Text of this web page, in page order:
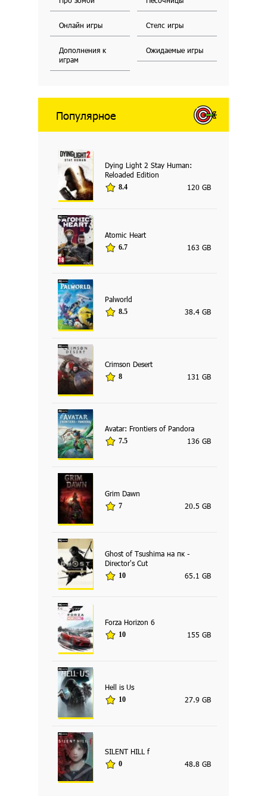
Онлайн игры Стелс игры
Дополнения к
играм
Ожидаемые игры
Популярное
Dying Light 2 Stay Human:
Reloaded Edition
8.4 120 GB
Atomic Heart
6.7 163 GB
Palworld
8.5 38.4 GB
Crimson Desert
8 131 GB
Avatar: Frontiers of Pandora
7.5 136 GB
Grim Dawn
7 20.5 GB
Ghost of Tsushima на пк -
Director's Cut
10 65.1 GB
Forza Horizon 6
10 155 GB
Hell is Us
10 27.9 GB
SILENT HILL f
0 48.8 GB